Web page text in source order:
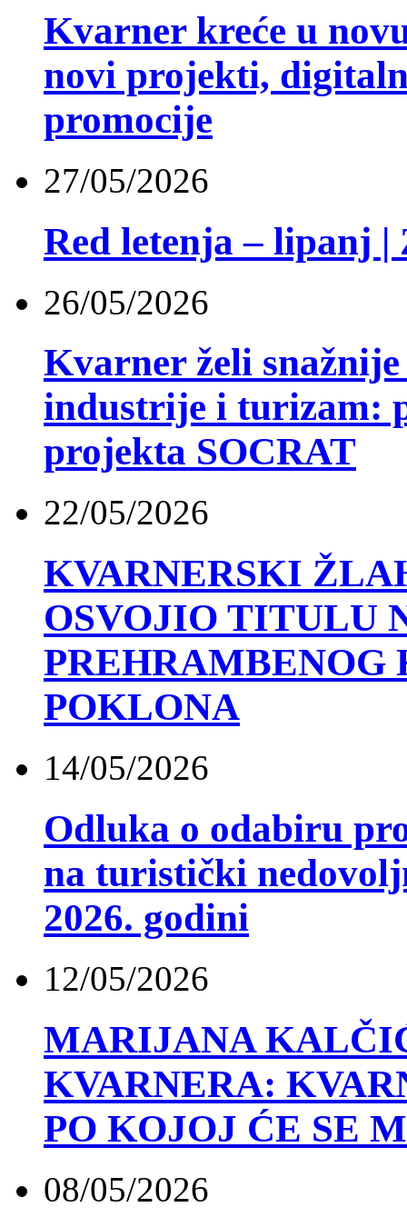
Kvarner kreće u
novi projekti,
promocije
27/05/2026
Red letenja – lipanj
26/05/2026
Kvarner želi
industrije i turizam:
projekta SOCRAT
22/05/2026
KVARNERSKI
OSVOJIO TITULU
PREHRAMBENOG
POKLONA
14/05/2026
Odluka o odabiru
na turistički
2026. godini
12/05/2026
MARIJANA
KVARNERA:
PO KOJOJ ĆE SE
08/05/2026